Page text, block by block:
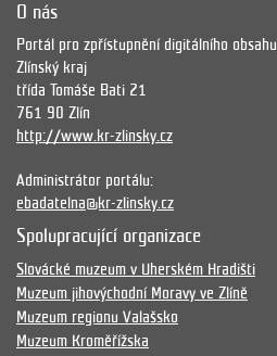
O nás
Portál pro zpřístupnění digitálního obsahu
Zlínský kraj
třída Tomáše Bati 21
761 90 Zlín
http://www.kr-zlinsky.cz
Administrátor portálu:
ebadatelna@kr-zlinsky.cz
Spolupracující organizace
Slovácké muzeum v Uherském Hradišti
Muzeum jihovýchodní Moravy ve Zlíně
Muzeum regionu Valašsko
Muzeum Kroměřížska